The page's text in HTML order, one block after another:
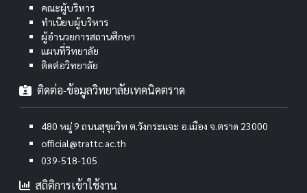
คณะผู้บริหาร
ทำเนียบผู้บริหาร
ผู้อำนวยการสถานศึกษา
แผนที่วิทยาลัย
ติดต่อวิทยาลัย
ติดต่อ-ข้อมูลวิทยาลัยเทคนิคตราด
480 หมู่ 9 ถนนสุขุมวิท ต.วังกระแจะ อ.เมือง จ.ตราด 23000
official@trattc.ac.th
039-518-105
สถิติการเข้าใช้งาน